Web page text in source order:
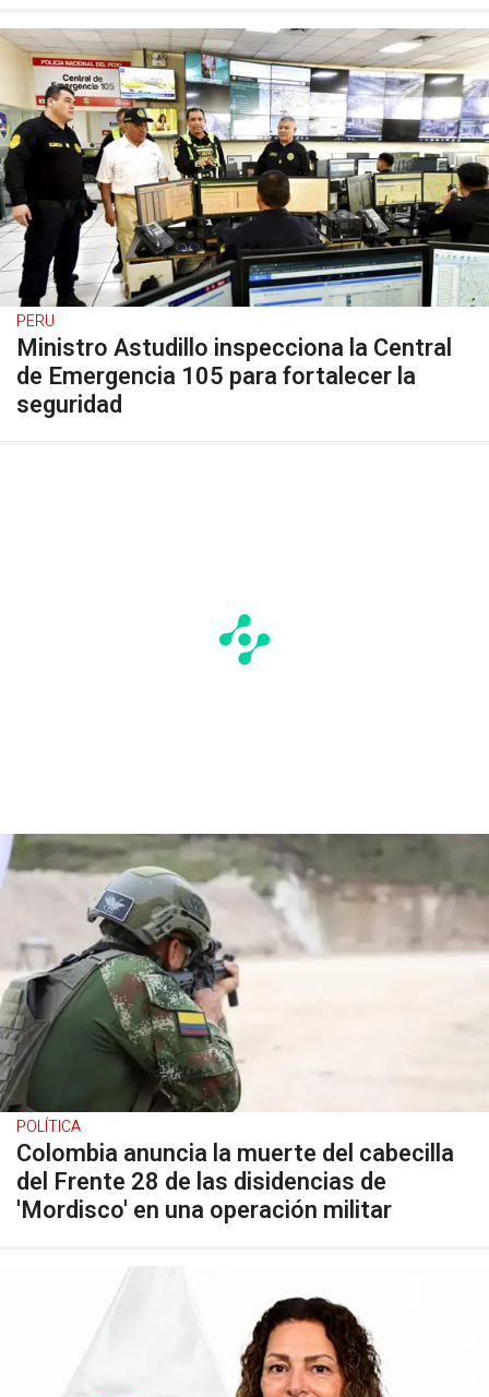
PERU
Ministro Astudillo inspecciona la Central
de Emergencia 105 para fortalecer la
seguridad
POLÍTICA
Colombia anuncia la muerte del cabecilla
del Frente 28 de las disidencias de
'Mordisco' en una operación militar